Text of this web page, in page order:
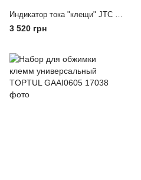
Индикатор тока "клещи" JTC 1229
3 520 грн